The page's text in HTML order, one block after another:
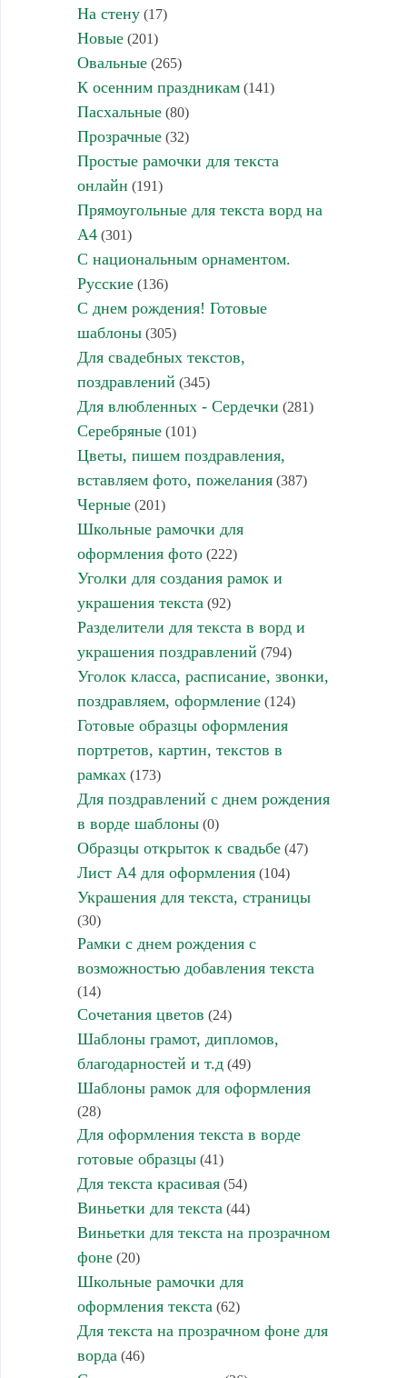
На стену(17)
Новые(201)
Овальные(265)
К осенним праздникам(141)
Пасхальные(80)
Прозрачные(32)
Простые рамочки для текста
онлайн (191)
Прямоугольные для текста ворд на
А4(301)
С национальным орнаментом.
Русские(136)
С днем рождения! Готовые
шаблоны(305)
Для свадебных текстов,
поздравлений (345)
Для влюбленных - Сердечки (281)
Серебряные(101)
Цветы, пишем поздравления,
вставляем фото, пожелания(387)
Черные(201)
Школьные рамочки для
оформления фото(222)
Уголки для создания рамок и
украшения текста (92)
Разделители для текста в ворд и
украшения поздравлений (794)
Уголок класса, расписание, звонки,
поздравляем, оформление(124)
Готовые образцы оформления
портретов, картин, текстов в
рамках(173)
Для поздравлений с днем рождения
в ворде шаблоны(0)
Образцы открыток к свадьбе(47)
Лист А4 для оформления(104)
Украшения для текста, страницы
(30)
Рамки с днем рождения с
возможностью добавления текста
(14)
Сочетания цветов (24)
Шаблоны грамот, дипломов,
благодарностей и т.д(49)
Шаблоны рамок для оформления
(28)
Для оформления текста в ворде
готовые образцы(41)
Для текста красивая(54)
Виньетки для текста (44)
Виньетки для текста на прозрачном
фоне(20)
Школьные рамочки для
оформления текста (62)
Для текста на прозрачном фоне для
ворда (46)